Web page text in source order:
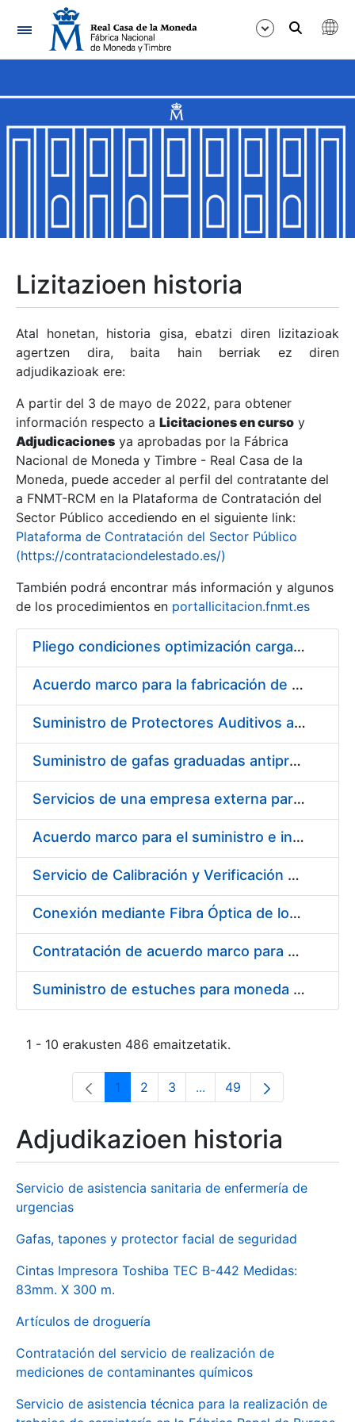
Nabigazioa
Erakutsi/Ezkutatu
Erakutsi/Ezkutatu
Erakutsi/Ezkutatu
Erakutsi/Ezkutatu
Erakutsi/Ezkutatu
Erakutsi/Ezkutatu
Erakutsi/Ezkutatu
Erakutsi/Ezkutatu
Lizitazioen historia
Atal honetan, historia gisa, ebatzi diren lizitazioak
agertzen dira, baita hain berriak ez diren
adjudikazioak ere:
A partir del 3 de mayo de 2022, para obtener
información respecto a Licitaciones en curso y
Adjudicaciones ya aprobadas por la Fábrica
Nacional de Moneda y Timbre - Real Casa de la
Moneda, puede acceder al perfil del contratante del
a FNMT-RCM en la Plataforma de Contratación del
Sector Público accediendo en el siguiente link:
Plataforma de Contratación del Sector Público
(https://contrataciondelestado.es/)
También podrá encontrar más información y algunos
de los procedimientos en portallicitacion.fnmt.es
Pliego condiciones optimización cargas compras firmado
Acuerdo marco para la fabricación de piezas
Suministro de Protectores Auditivos a medida para las personas trabajadoras de los Centros de Trabajo de Madrid y Burgos
Suministro de gafas graduadas antiproyecciones para los trabajadores de la FNMT-RCM en los centros de trabajo de Madrid y Burgos
Servicios de una empresa externa para el asesoramiento y resolución de los recursos de alzada que se presentan relacionados con procesos de selección para la FNMT-RCM
Acuerdo marco para el suministro e instalación de persianas, estores y otros complementos
Servicio de Calibración y Verificación Externa de los Equipos de Medición del Servicio de Prevención de la FNMT-RCM
Conexión mediante Fibra Óptica de los Centros de Proceso de Datos (CPDs) de las sedes de la FNMT-RCM de Burgos y Madrid
Contratación de acuerdo marco para el Suministro de Material de Electricidad para la Fábrica Nacional de Moneda y Timbre-Real Casa de la Moneda en su centro de trabajo de Burgos
Suministro de estuches para moneda de 30 €
1 - 10 erakusten 486 emaitzetatik.
Orrialdea
1 Orrialdea
2 Orrialdea
3 ...Intermediate Pages Use
Orrialdea
49
Adjudikazioen historia
Servicio de asistencia sanitaria de enfermería de
urgencias
Gafas, tapones y protector facial de seguridad
Cintas Impresora Toshiba TEC B-442 Medidas:
83mm. X 300 m.
Artículos de droguería
Contratación del servicio de realización de
mediciones de contaminantes químicos
Servicio de asistencia técnica para la realización de